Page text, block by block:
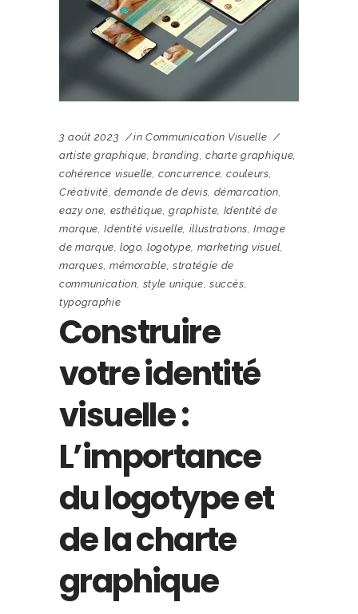
3 août 2023 in Communication Visuelle
artiste graphique ,branding charte graphique
cohérence visuelle ,concurrence ,couleurs
Créativité demande de devis démarcation
eazy one esthétique ,graphiste Identité de
marque ,Identité visuelle illustrations ,Image
de marque ,logo,logotype marketing visuel
marques mémorable ,stratégie de
communication style unique succès
typographie
Construire
votre identité
visuelle :
L’importance
du logotype et
de la charte
graphique